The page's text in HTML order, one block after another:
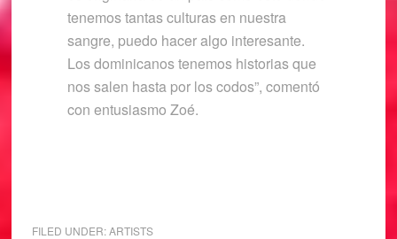
tenemos tantas culturas en nuestra
sangre, puedo hacer algo interesante.
Los dominicanos tenemos historias que
nos salen hasta por los codos”, comentó
con entusiasmo Zoé.
FILED UNDER:ARTISTS